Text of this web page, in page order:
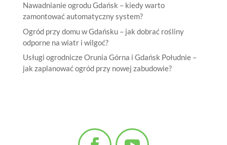
Nawadnianie ogrodu Gdańsk – kiedy warto
zamontować automatyczny system?
Ogród przy domu w Gdańsku – jak dobrać rośliny
odporne na wiatr i wilgoć?
Usługi ogrodnicze Orunia Górna i Gdańsk Południe –
jak zaplanować ogród przy nowej zabudowie?